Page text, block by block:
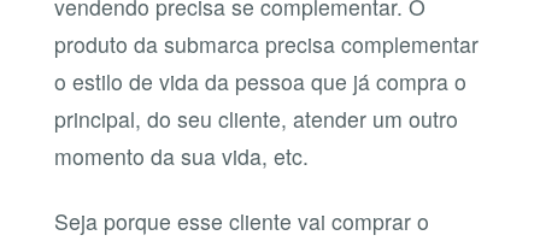
vendendo precisa se complementar. O
produto da submarca precisa complementar
o estilo de vida da pessoa que já compra o
principal, do seu cliente, atender um outro
momento da sua vida, etc.
Seja porque esse cliente vai comprar o